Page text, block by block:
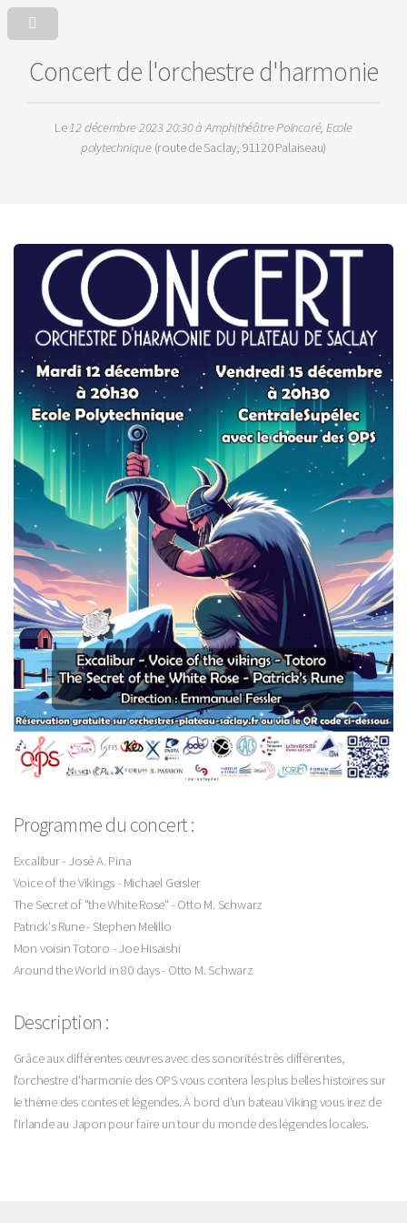
Concert de l'orchestre d'harmonie
Le12 décembre 2023 20:30à Amphithéâtre Poincaré, Ecole
polytechnique(route de Saclay, 91120 Palaiseau)
Programme du concert :
Excalibur - José A. Pina
Voice of the Vikings - Michael Geisler
The Secret of "the White Rose" - Otto M. Schwarz
Patrick's Rune - Stephen Melillo
Mon voisin Totoro - Joe Hisaishi
Around the World in 80 days - Otto M. Schwarz
Description :
Grâce aux différentes œuvres avec des sonorités très différentes,
l'orchestre d'harmonie des OPS vous contera les plus belles histoires sur
le thème des contes et légendes. À bord d'un bateau Viking vous irez de
l'Irlande au Japon pour faire un tour du monde des légendes locales.